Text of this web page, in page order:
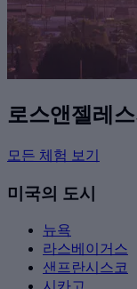
로스앤젤레
모든 체험 보기
미국의 도시
뉴욕
라스베이거스
샌프란시스코